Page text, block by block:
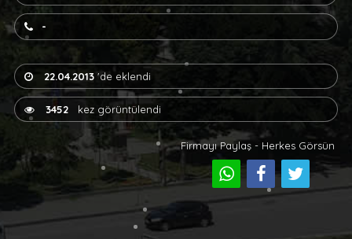
-
22.04.2013'de eklendi
3452kez görüntülendi
Firmayı Paylaş - Herkes Görsün